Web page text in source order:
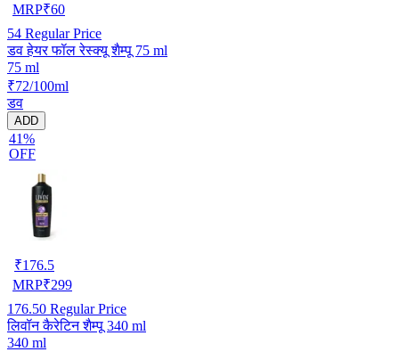
MRP₹60
54 Regular Price
डव हेयर फॉल रेस्क्यू शैम्पू 75 ml
75 ml
₹72/100ml
डव
ADD
41%
OFF
₹176.5
MRP₹299
176.50 Regular Price
लिवॉन कैरेटिन शैम्पू 340 ml
340 ml